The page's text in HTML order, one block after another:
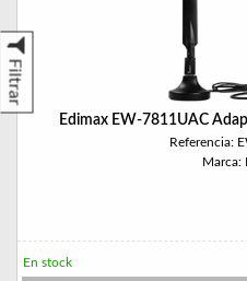
Filtrar
Edimax EW-7811UAC
Referencia:
Marca:
En stock